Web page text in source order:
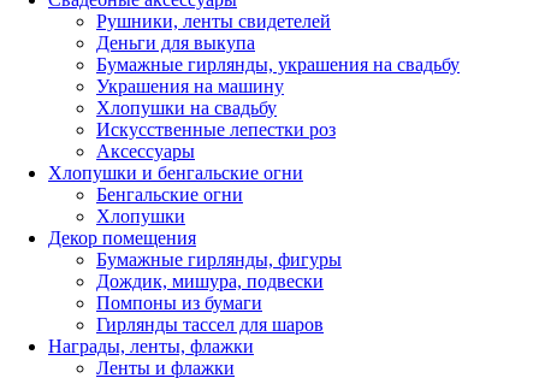
Рушники, ленты свидетелей
Деньги для выкупа
Бумажные гирлянды, украшения на свадьбу
Украшения на машину
Хлопушки на свадьбу
Искусственные лепестки роз
Аксессуары
Хлопушки и бенгальские огни
Бенгальские огни
Хлопушки
Декор помещения
Бумажные гирлянды, фигуры
Дождик, мишура, подвески
Помпоны из бумаги
Гирлянды тассел для шаров
Награды, ленты, флажки
Ленты и флажки